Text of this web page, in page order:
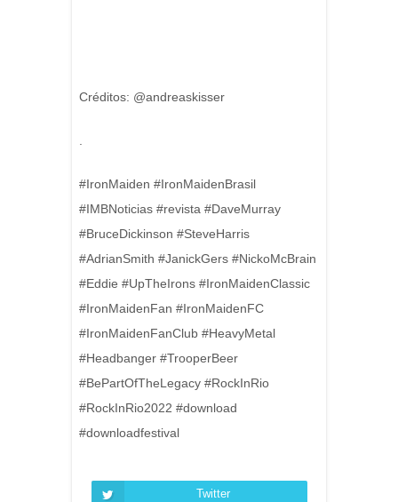
Créditos: @andreaskisser
#IronMaiden #IronMaidenBrasil
#IMBNoticias #revista #DaveMurray
#BruceDickinson #SteveHarris
#AdrianSmith #JanickGers #NickoMcBrain
#Eddie #UpTheIrons #IronMaidenClassic
#IronMaidenFan #IronMaidenFC
#IronMaidenFanClub #HeavyMetal
#Headbanger #TrooperBeer
#BePartOfTheLegacy #RockInRio
#RockInRio2022 #download
#downloadfestival
Twitter